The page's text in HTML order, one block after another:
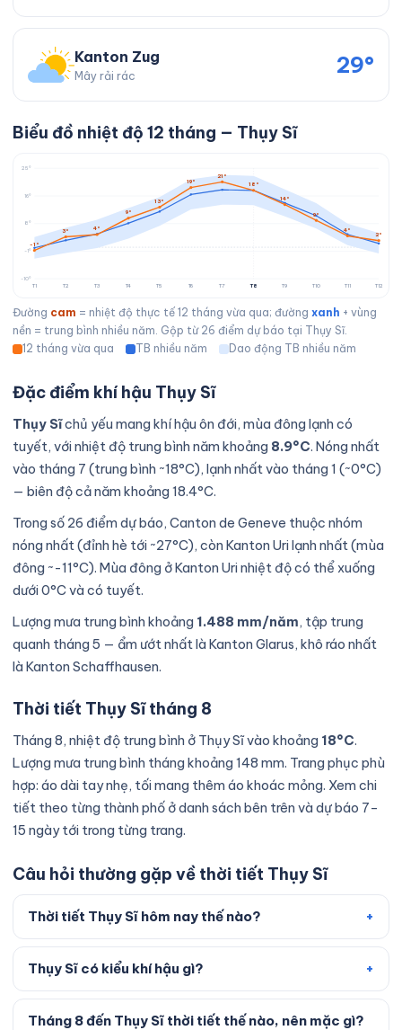
Kanton Zug
Mây rải rác 29°
Biểu đồ nhiệt độ 12 tháng — Thụy Sĩ
-10°
-1°
8°
16°
25°
-1°
3° 4°
9°
13°
19°
21°
18°
14°
9°
4°
2°
T1 T2 T3 T4 T5 T6 T7 T8 T9 T10 T11 T12
Đường cam = nhiệt độ thực tế 12 tháng vừa qua; đường xanh + vùng
nền = trung bình nhiều năm. Gộp từ 26 điểm dự báo tại Thụy Sĩ.
12 tháng vừa qua
TB nhiều năm Dao động TB nhiều năm
Đặc điểm khí hậu Thụy Sĩ
Thụy Sĩchủ yếu mang khí hậu ôn đới, mùa đông lạnh có
tuyết, với nhiệt độ trung bình năm khoảng 8.9°C. Nóng nhất
vào tháng 7 (trung bình ~18°C), lạnh nhất vào tháng 1 (~0°C)
— biên độ cả năm khoảng 18.4°C.
Trong số 26 điểm dự báo, Canton de Geneve thuộc nhóm
nóng nhất (đỉnh hè tới ~27°C), còn Kanton Uri lạnh nhất (mùa
đông ~-11°C). Mùa đông ở Kanton Uri nhiệt độ có thể xuống
dưới 0°C và có tuyết.
Lượng mưa trung bình khoảng 1.488 mm/năm, tập trung
quanh tháng 5 — ẩm ướt nhất là Kanton Glarus, khô ráo nhất
là Kanton Schaffhausen.
Thời tiết Thụy Sĩ tháng 8
Tháng 8, nhiệt độ trung bình ở Thụy Sĩ vào khoảng 18°C.
Lượng mưa trung bình tháng khoảng 148 mm. Trang phục phù
hợp: áo dài tay nhẹ, tối mang thêm áo khoác mỏng. Xem chi
tiết theo từng thành phố ở danh sách bên trên và dự báo 7–
15 ngày tới trong từng trang.
Câu hỏi thường gặp về thời tiết Thụy Sĩ
Thời tiết Thụy Sĩ hôm nay thế nào?
Thụy Sĩ có kiểu khí hậu gì?
Tháng 8 đến Thụy Sĩ thời tiết thế nào, nên mặc gì?